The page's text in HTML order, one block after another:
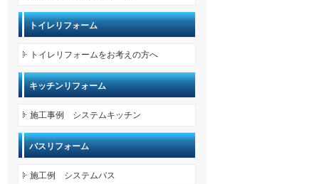
トイレリフォーム
トイレリフォームをお考えの方へ
キッチンリフォーム
施工事例 システムキッチン
バスリフォーム
施工例 システムバス